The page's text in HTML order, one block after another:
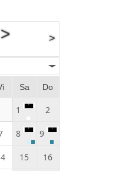
> >
Sa Do
1 2
8 9
15 16